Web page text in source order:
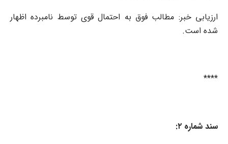
ارزیابی خبر: مطالب فوق به احتمال قوی توسط نامبرده اظهار
شده است.
****
سند شماره ۲: